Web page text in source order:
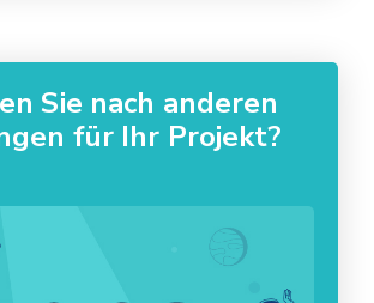
Sie nach anderen
für Ihr Projekt?